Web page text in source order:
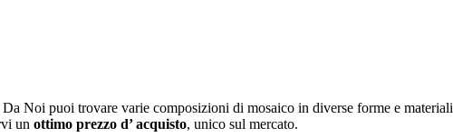
Da Noi puoi trovare varie composizioni di mosaico in diverse forme e
un ottimo prezzo d’ acquisto, unico sul mercato.